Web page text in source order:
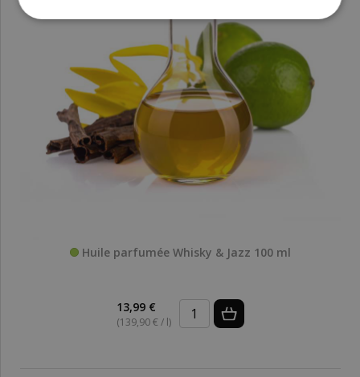
Huile parfumée Whisky & Jazz 100 ml
13,99 €
(139,90 € / l)